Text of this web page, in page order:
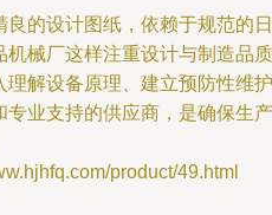
的设计图纸，依赖于规范的日
械厂这样注重设计与制造品质
解设备原理、建立预防性维护
业支持的供应商，是确保生产
product/49.html